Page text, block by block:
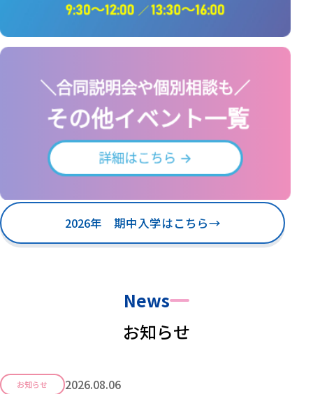
2026年 期中入学はこちら→
News
お知らせ
お知らせ
2026.08.06